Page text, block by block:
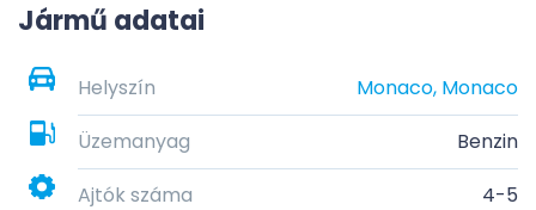
Jármű adatai
Helyszín
Monaco, Monaco
Üzemanyag
Benzin
Ajtók száma
4-5